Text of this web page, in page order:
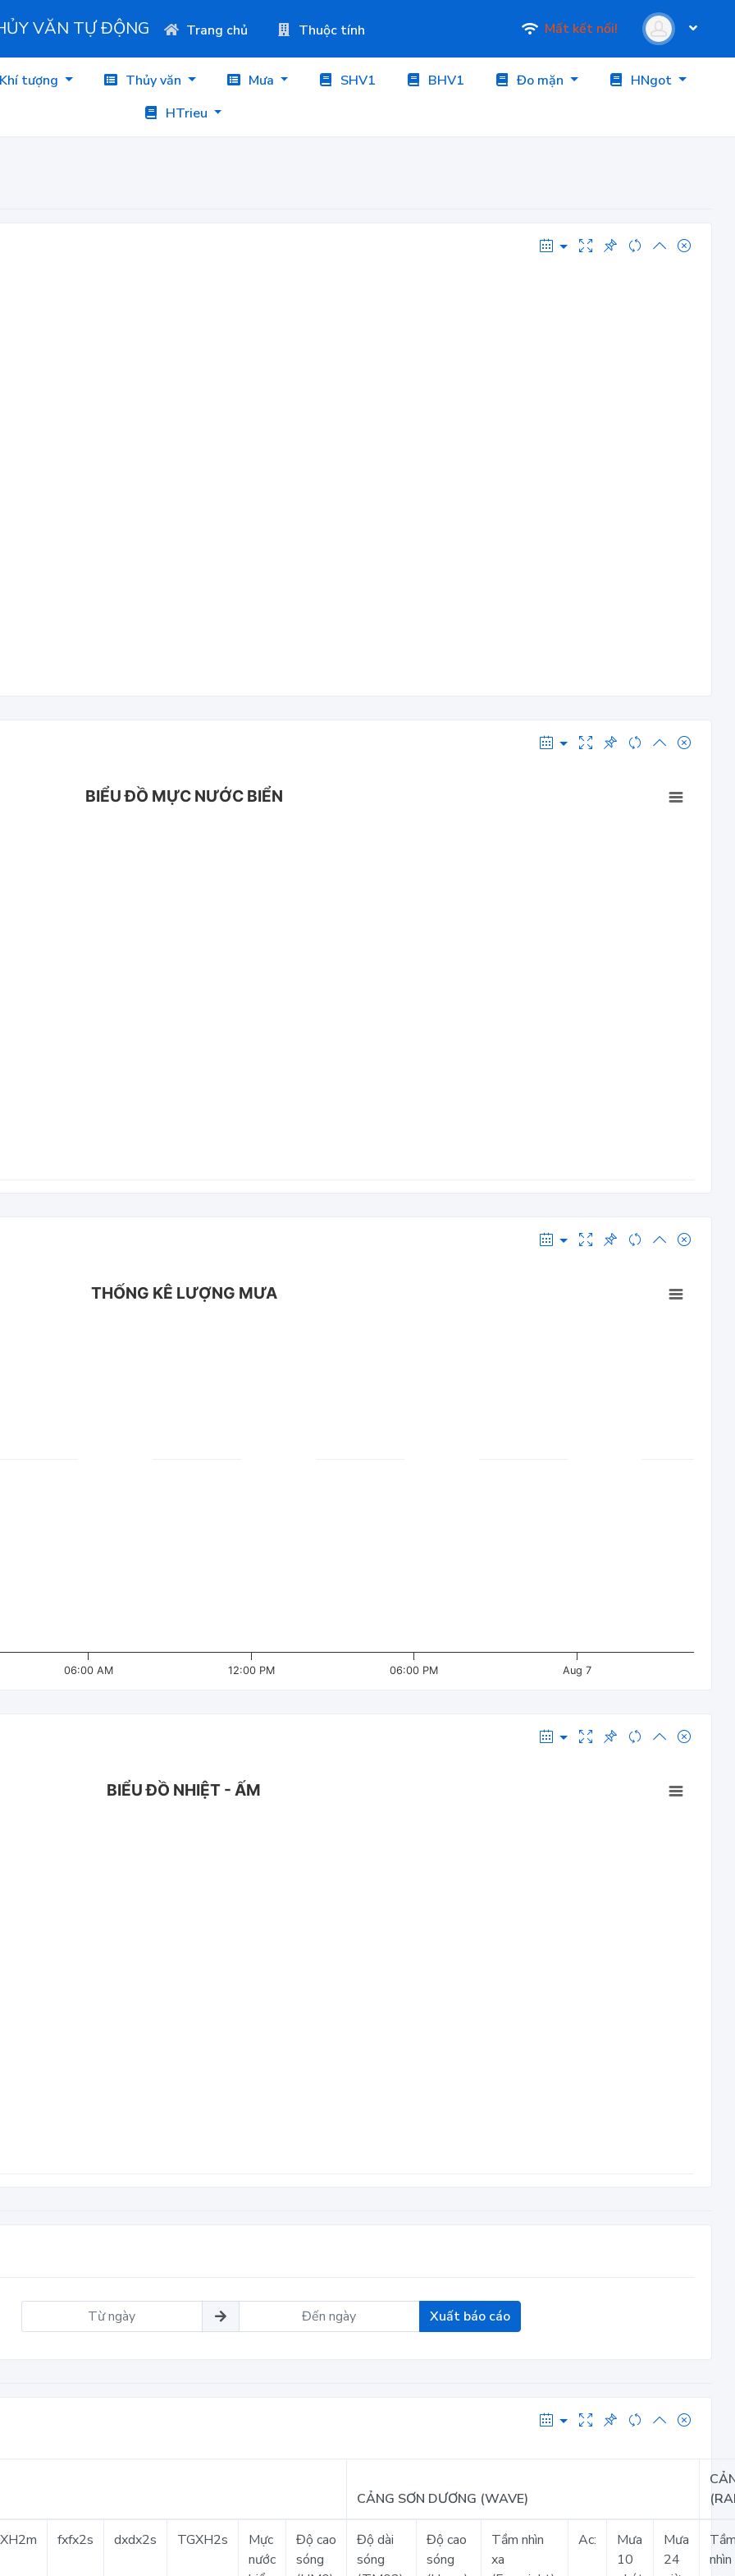
VĂN TỰ ĐỘNG Trang chủ Thuộc tính Mất kết nối!
Khí tượng Thủy văn Mưa SHV1 BHV1 Đo mặn
HNgot
HTrieu
BIỂU ĐỒ MỰC NƯỚC BIỂN
THỐNG KÊ LƯỢNG MƯA
06:00 AM 12:00 PM 06:00 PM Aug 7
BIỂU ĐỒ NHIỆT - ẤM
Xuất báo cáo
CẢNG SƠN DƯƠNG (WAVE)
fxfx2s dxdx2s TGXH2s
Mực
nước
Độ cao
sóng
Độ dài
sóng
Độ cao
sóng
Tầm nhìn
xa
Ac:
Mưa
10
Mưa
24
nhìn